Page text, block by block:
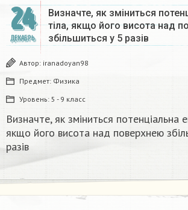
24
ДЕКАБРЬ
Визначте, як зміниться
тіла, якщо його висота над
збільшиться у 5 разів
Автор: iranadoyan98
Предмет: Физика
Уровень: 5 - 9 класс
Визначте, як зміниться потенціальна
якщо його висота над поверхнею
разів